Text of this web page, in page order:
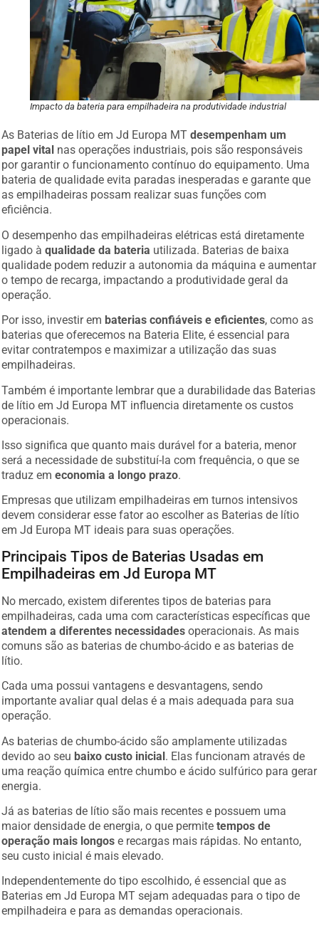
Impacto da bateria para empilhadeira na produtividade industrial
As Baterias de lítio em Jd Europa MT desempenham um
papel vital nas operações industriais, pois são responsáveis
por garantir o funcionamento contínuo do equipamento. Uma
bateria de qualidade evita paradas inesperadas e garante que
as empilhadeiras possam realizar suas funções com
eficiência.
O desempenho das empilhadeiras elétricas está diretamente
ligado àqualidade da bateriautilizada. Baterias de baixa
qualidade podem reduzir a autonomia da máquina e aumentar
o tempo de recarga, impactando a produtividade geral da
operação.
Por isso, investir em baterias confiáveis e eficientes
baterias que oferecemos na Bateria Elite, é essencial para
evitar contratempos e maximizar a utilização das suas
empilhadeiras.
Também é importante lembrar que a durabilidade das Baterias
de lítio em Jd Europa MT influencia diretamente os custos
operacionais.
Isso significa que quanto mais durável for a bateria, menor
será a necessidade de substituí-la com frequência, o que se
traduz emeconomia a longo prazo.
Empresas que utilizam empilhadeiras em turnos intensivos
devem considerar esse fator ao escolher as Baterias de lítio
em Jd Europa MT ideais para suas operações.
Principais Tipos de Baterias Usadas em
Empilhadeiras em Jd Europa MT
No mercado, existem diferentes tipos de baterias para
empilhadeiras, cada uma com características específicas que
atendem a diferentes necessidadesoperacionais. As mais
comuns são as baterias de chumbo-ácido e as baterias de
lítio.
Cada uma possui vantagens e desvantagens, sendo
importante avaliar qual delas é a mais adequada para sua
operação.
As baterias de chumbo-ácido são amplamente utilizadas
devido ao seu baixo custo inicial. Elas funcionam através de
uma reação química entre chumbo e ácido sulfúrico para gerar
energia.
Já as baterias de lítio são mais recentes e possuem uma
maior densidade de energia, o que permitetempos de
operação mais longose recargas mais rápidas. No entanto,
seu custo inicial é mais elevado.
Independentemente do tipo escolhido, é essencial que as
Baterias em Jd Europa MT sejam adequadas para o tipo de
empilhadeira e para as demandas operacionais.